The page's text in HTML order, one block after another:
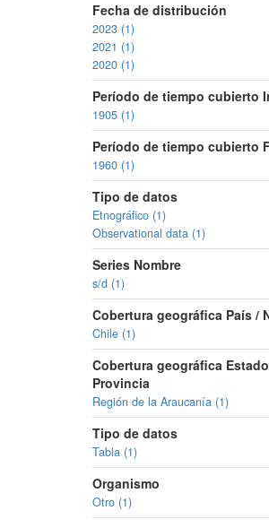
Fecha de distribución
2023 (1)
2021 (1)
2020 (1)
Período de tiempo cubierto
1905 (1)
Período de tiempo cubierto
1960 (1)
Tipo de datos
Etnográfico (1)
Observational data (1)
Series Nombre
s/d (1)
Cobertura geográfica País /
Chile (1)
Cobertura geográfica
Provincia
Región de la Araucanía (1)
Tipo de datos
Tabla (1)
Organismo
Otro (1)